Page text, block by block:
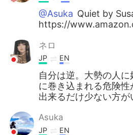
@Asuka Quiet by
https://
ネロ
JP EN
自分は逆。大勢の人
に巻き込まれる危険
出来るだけ少ない方が
Asuka
JP EN